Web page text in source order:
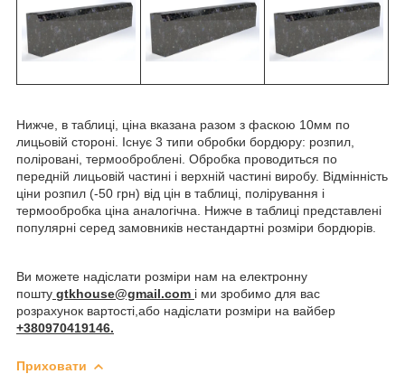
Нижче, в таблиці, ціна вказана разом з фаскою 10мм по
лицьовій стороні. Існує 3 типи обробки бордюру: розпил,
поліровані, термооброблені. Обробка проводиться по
передній лицьовій частині і верхній частині виробу. Відмінність
ціни розпил (-50 грн) від цін в таблиці, полірування і
термообробка ціна аналогічна. Нижче в таблиці представлені
популярні серед замовників нестандартні розміри бордюрів.
Ви можете надіслати розміри нам на електронну
пошту gtkhouse@gmail.com і ми зробимо для вас
розрахунок вартості,або надіслати розміри на вайбер
+380970419146.
Приховати